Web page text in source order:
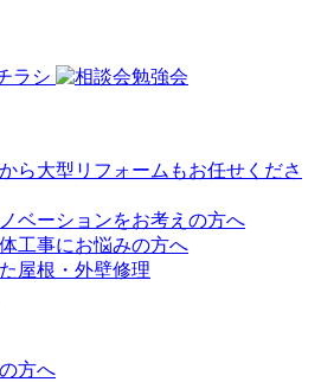
ら大型リフォームもお任せくださ
ベーションをお考えの方へ
工事にお悩みの方へ
屋根・外壁修理
方へ